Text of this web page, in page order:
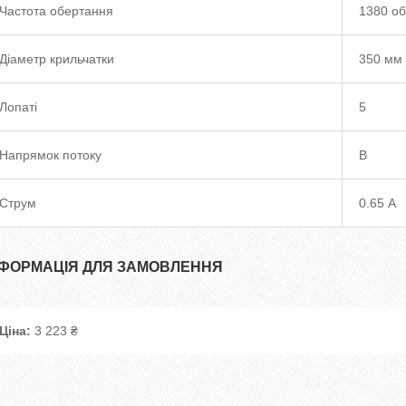
Частота обертання 1380
Діаметр крильчатки 350 мм
Лопаті 5
Напрямок потоку B
Струм 0.65 А
ДЛЯ ЗАМОВЛЕННЯ
Ціна: 3 223 ₴